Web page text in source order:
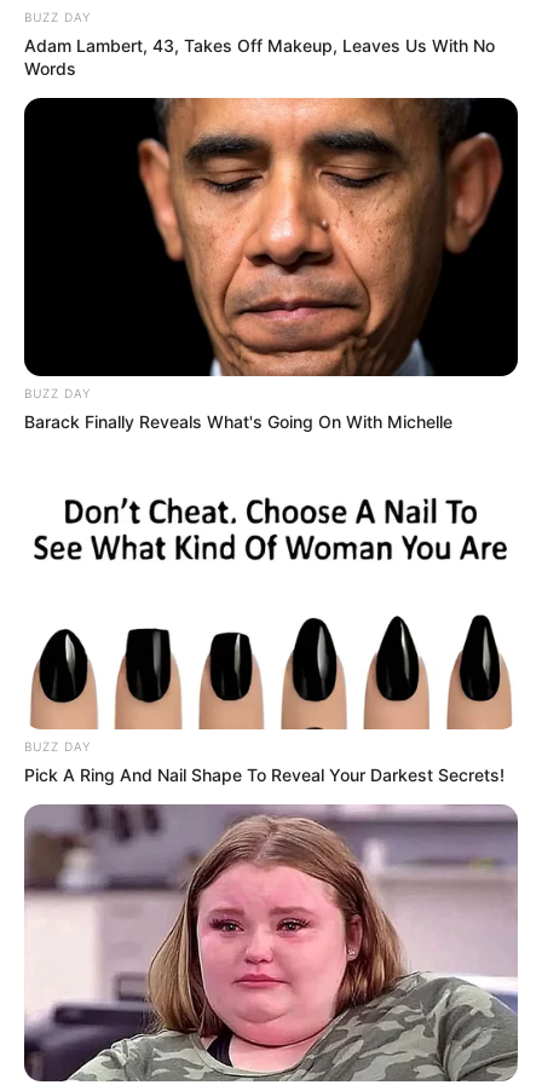
BUZZ DAY
Adam Lambert, 43, Takes Off Makeup, Leaves Us With No
Words
BUZZ DAY
Barack Finally Reveals What's Going On With Michelle
BUZZ DAY
Pick A Ring And Nail Shape To Reveal Your Darkest Secrets!